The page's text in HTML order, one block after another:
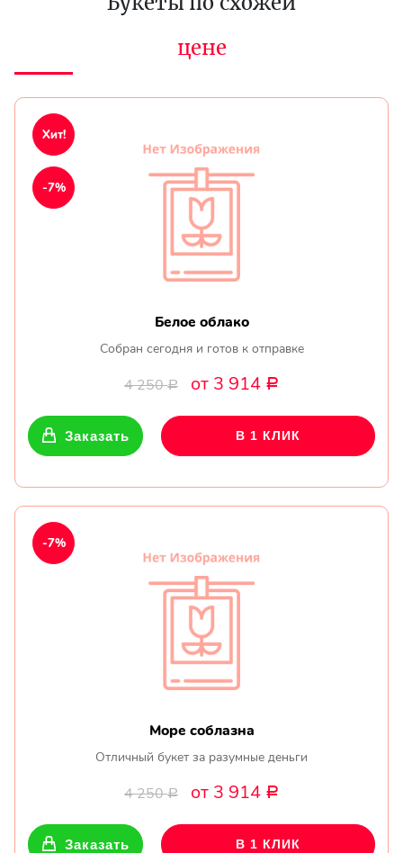
цене
Белое облако
Собран сегодня и готов к отправке
4 250Р от 3 914 Р
Хит!
-7%
Заказать В 1 КЛИК
Море соблазна
Отличный букет за разумные деньги
4 250Р от 3 914 Р
-7%
Заказать В 1 КЛИК